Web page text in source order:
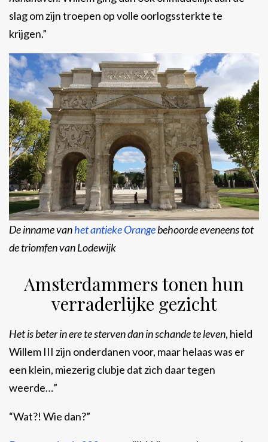
slag om zijn troepen op volle oorlogssterkte te
krijgen.”
De inname vanhet antieke Orangebehoorde eveneens tot
de triomfen van Lodewijk
Amsterdammers tonen hun
verraderlijke gezicht
Het is beter in ere te sterven dan in schande te leven, hield
Willem III zijn onderdanen voor, maar helaas was er
een klein, miezerig clubje dat zich daar tegen
weerde…”
“Wat?! Wie dan?”